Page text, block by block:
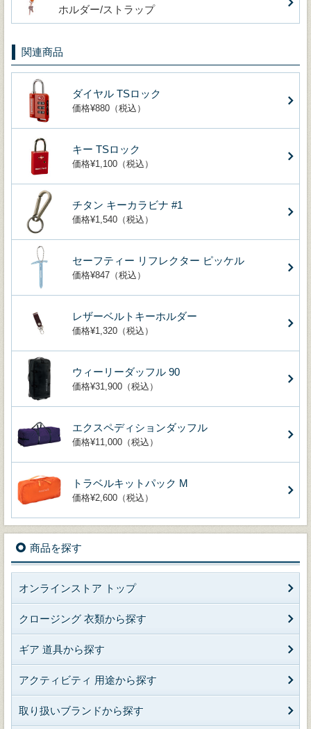
ホルダー/ストラップ
関連商品
ダイヤル TSロック
価格¥880（税込）
キー TSロック
価格¥1,100（税込）
チタン キーカラビナ #1
価格¥1,540（税込）
セーフティー リフレクター ピッケル
価格¥847（税込）
レザーベルトキーホルダー
価格¥1,320（税込）
ウィーリーダッフル 90
価格¥31,900（税込）
エクスペディションダッフル
価格¥11,000（税込）
トラベルキットパック M
価格¥2,600（税込）
商品を探す
オンラインストア トップ
クロージング 衣類から探す
ギア 道具から探す
アクティビティ 用途から探す
取り扱いブランドから探す